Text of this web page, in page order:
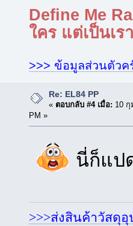
Define Me
ใคร แต่เป็นเ
>>> ข้อมูลส่วนตัวค
Re: EL84 PP
« ตอบกลับ #4 เมื่อ: 10
PM »
นี่ก็แ
>>>ส่งสินค้าวัสดุ